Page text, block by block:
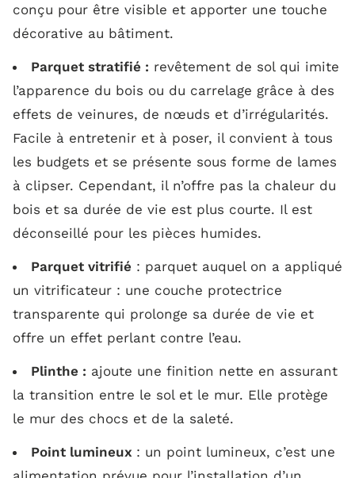
conçu pour être visible et apporter une touche
décorative au bâtiment.
Parquet stratifié : revêtement de sol qui imite
l’apparence du bois ou du carrelage grâce à des
effets de veinures, de nœuds et d’irrégularités.
Facile à entretenir et à poser, il convient à tous
les budgets et se présente sous forme de lames
à clipser. Cependant, il n’offre pas la chaleur du
bois et sa durée de vie est plus courte. Il est
déconseillé pour les pièces humides.
Parquet vitrifié : parquet auquel on a appliqué
un vitrificateur : une couche protectrice
transparente qui prolonge sa durée de vie et
offre un effet perlant contre l’eau.
Plinthe : ajoute une finition nette en assurant
la transition entre le sol et le mur. Elle protège
le mur des chocs et de la saleté.
Point lumineux : un point lumineux, c’est une